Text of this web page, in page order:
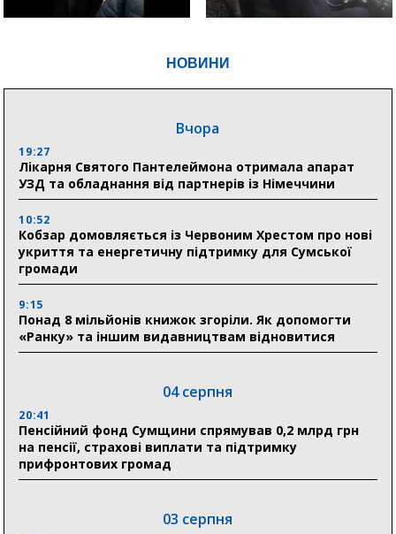
НОВИНИ
Вчора
19:27
Лікарня Святого Пантелеймона отримала апарат
УЗД та обладнання від партнерів із Німеччини
10:52
Кобзар домовляється із Червоним Хрестом про нові
укриття та енергетичну підтримку для Сумської
громади
9:15
Понад 8 мільйонів книжок згоріли. Як допомогти
«Ранку» та іншим видавництвам відновитися
04 серпня
20:41
Пенсійний фонд Сумщини спрямував 0,2 млрд грн
на пенсії, страхові виплати та підтримку
прифронтових громад
03 серпня